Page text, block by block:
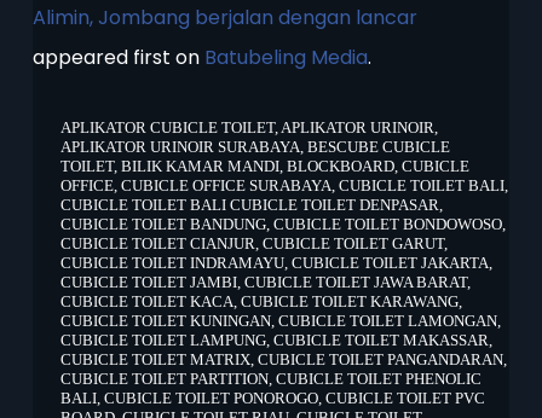
Alimin, Jombang berjalan dengan lancar
appeared first on Batubeling Media.
APLIKATOR CUBICLE TOILET,APLIKATOR URINOIR,
APLIKATOR URINOIR SURABAYA, BESCUBE CUBICLE
TOILET, BILIK KAMAR MANDI, BLOCKBOARD, CUBICLE
OFFICE, CUBICLE OFFICE SURABAYA, CUBICLE TOILET BALI,
CUBICLE TOILET BALI CUBICLE TOILET DENPASAR,
CUBICLE TOILET BANDUNG, CUBICLE TOILET BONDOWOSO,
CUBICLE TOILET CIANJUR, CUBICLE TOILET GARUT,
CUBICLE TOILET INDRAMAYU, CUBICLE TOILET JAKARTA,
CUBICLE TOILET JAMBI, CUBICLE TOILET JAWA BARAT,
CUBICLE TOILET KACA, CUBICLE TOILET KARAWANG,
CUBICLE TOILET KUNINGAN, CUBICLE TOILET LAMONGAN,
CUBICLE TOILET LAMPUNG, CUBICLE TOILET MAKASSAR,
CUBICLE TOILET MATRIX, CUBICLE TOILET PANGANDARAN,
CUBICLE TOILET PARTITION, CUBICLE TOILET PHENOLIC
BALI, CUBICLE TOILET PONOROGO, CUBICLE TOILET PVC